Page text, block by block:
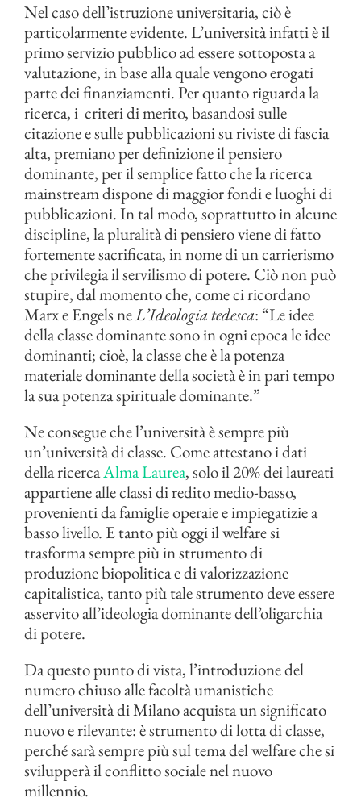
Nel caso dell’istruzione universitaria, ciò è
particolarmente evidente. L’università infatti è il
primo servizio pubblico ad essere sottoposta a
valutazione, in base alla quale vengono erogati
parte dei finanziamenti. Per quanto riguarda la
ricerca, i criteri di merito, basandosi sulle
citazione e sulle pubblicazioni su riviste di fascia
alta, premiano per definizione il pensiero
dominante, per il semplice fatto che la ricerca
mainstream dispone di maggior fondi e luoghi di
pubblicazioni. In tal modo, soprattutto in alcune
discipline, la pluralità di pensiero viene di fatto
fortemente sacrificata, in nome di un carrierismo
che privilegia il servilismo di potere. Ciò non può
stupire, dal momento che, come ci ricordano
Marx e Engels neL’Ideologia tedesca: “Le idee
della classe dominante sono in ogni epoca le idee
dominanti; cioè, la classe che è la potenza
materiale dominante della società è in pari tempo
la sua potenza spirituale dominante.”
Ne consegue che l’università è sempre più
un’università di classe. Come attestano i dati
della ricercaAlma Laurea, solo il 20% dei laureati
appartiene alle classi di redito medio-basso,
provenienti da famiglie operaie e impiegatizie a
basso livello. E tanto più oggi il welfare si
trasforma sempre più in strumento di
produzione biopolitica e di valorizzazione
capitalistica, tanto più tale strumento deve essere
asservito all’ideologia dominante dell’oligarchia
di potere.
Da questo punto di vista, l’introduzione del
numero chiuso alle facoltà umanistiche
dell’università di Milano acquista un significato
nuovo e rilevante: è strumento di lotta di classe,
perché sarà sempre più sul tema del welfare che si
svilupperà il conflitto sociale nel nuovo
millennio.